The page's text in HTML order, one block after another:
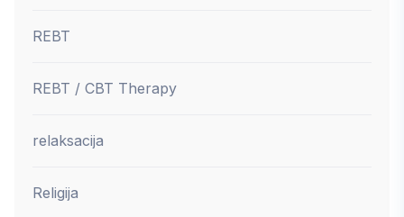
REBT
REBT / CBT Therapy
relaksacija
Religija